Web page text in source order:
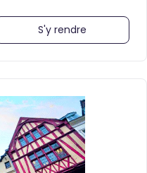
S'y rendre